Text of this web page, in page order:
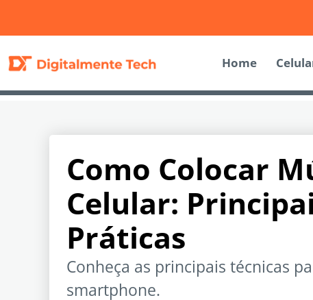
Home
Como Colocar
Celular:
Práticas
Conheça as principais técnicas
smartphone.